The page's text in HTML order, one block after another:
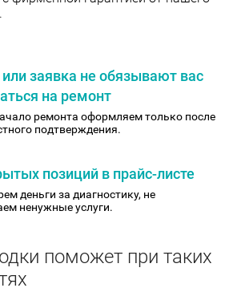
заявка не обязывают вас
на ремонт
ремонта оформляем только после
подтверждения.
позиций в прайс-листе
деньги за диагностику, не
ненужные услуги.
поможет при таких